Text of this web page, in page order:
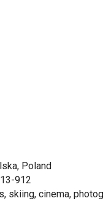
Poland
912
skiing, cinema,